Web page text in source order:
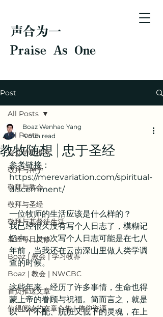
声合为一
Praise As One
Post
All Posts
会众诗歌推荐
敬拜与神学
敬拜与教会
敬拜与圣经
敬拜与基督徒生活
圣经每日灵修
Boaz | 教会 | 学习牧养
Boaz | 教会 | NWCBC
首页推送文章
值得阅读的文章合集 | 信仰资源
All Posts
教牧随想 | 忠于圣经
Boaz Wenhao Yang
4 min read
参考链接：
https://merevariation.com/spiritual-
discernment/
一位牧师的生活应该是什么样的？
我已经很久没有写个人日志了，模糊记
忆中，上一次写个人日志可能是在七八
年前，当我还在云南深山里做人类学调
查的时候。
这些年来，经历了许多事情，生命也得
蒙上帝的眷顾与祝福。简而言之，就是
以一个不配、肮脏又低下的灵魂，在上